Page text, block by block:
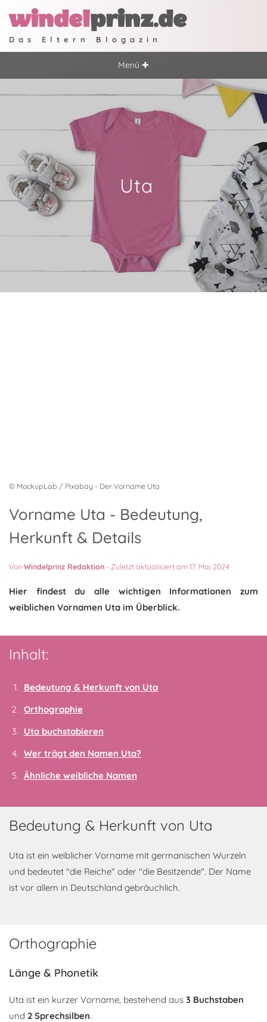
windelprinz.de
Das Eltern Blogazin
Menü ✚
Uta
© MockupLab / Pixabay - Der Vorname Uta
Vorname Uta - Bedeutung,
Herkunft & Details
VonWindelprinz Redaktion - Zuletzt aktualisiert am 17. Mai 2024
Hier findest du alle wichtigen Informationen zum
weiblichen Vornamen Uta im Überblick.
Inhalt:
Bedeutung & Herkunft von Uta
Orthographie
Uta buchstabieren
Wer trägt den Namen Uta?
Ähnliche weibliche Namen
Bedeutung & Herkunft von Uta
Uta ist ein weiblicher Vorname mit germanischen Wurzeln
und bedeutet "die Reiche" oder "die Besitzende". Der Name
ist vor allem in Deutschland gebräuchlich.
Orthographie
Länge & Phonetik
Uta ist ein kurzer Vorname, bestehend aus 3 Buchstaben
und 2 Sprechsilben.